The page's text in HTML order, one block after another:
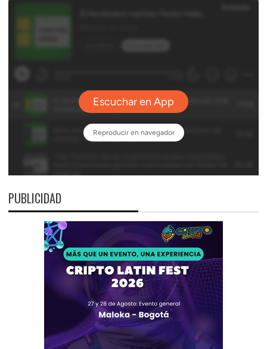
PUBLICIDAD